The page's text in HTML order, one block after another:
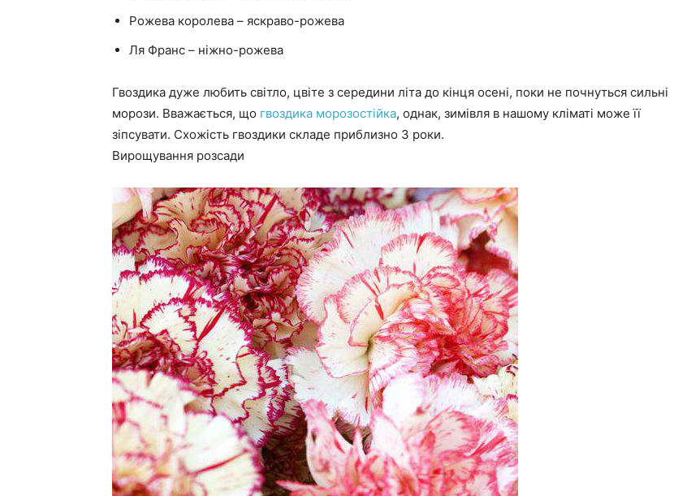
Рожева королева – яскраво-рожева
Ля Франс – ніжно-рожева
Гвоздика дуже любить світло, цвіте з середини літа до кінця осені, поки не почнуться сильні
морози. Вважається, що гвоздика морозостійка, однак, зимівля в нашому кліматі може її
зіпсувати. Схожість гвоздики складе приблизно 3 роки.
Вирощування розсади